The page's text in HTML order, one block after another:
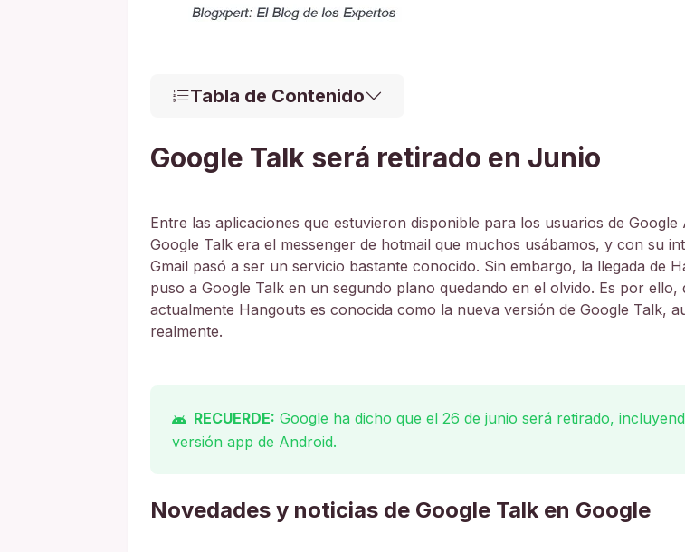
Tabla de Contenido
Google Talk será retirado en Junio
Entre las aplicaciones que estuvieron disponible para los usuarios de Google
Google Talk era el messenger de hotmail que muchos usábamos, y con su
Gmail pasó a ser un servicio bastante conocido. Sin embargo, la llegada de
puso a Google Talk en un segundo plano quedando en el olvido. Es por ello,
actualmente Hangouts es conocida como la nueva versión de Google Talk,
realmente.
RECUERDE: Google ha dicho que el 26 de junio será retirado,
versión app de Android.
Novedades y noticias de Google Talk en Google